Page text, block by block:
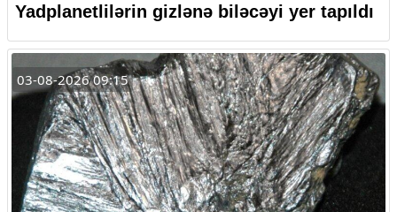
Yadplanetlilərin gizlənə biləcəyi yer tapıldı
03-08-2026 09:15